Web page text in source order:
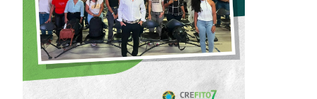
FISIOTERAPIA